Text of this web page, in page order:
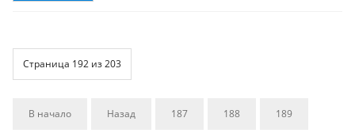
Страница 192 из 203
В начало Назад 187 188 189